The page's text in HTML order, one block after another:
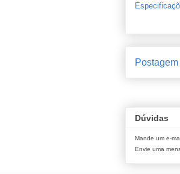
Dúvidas
Mande um e-
Envie uma